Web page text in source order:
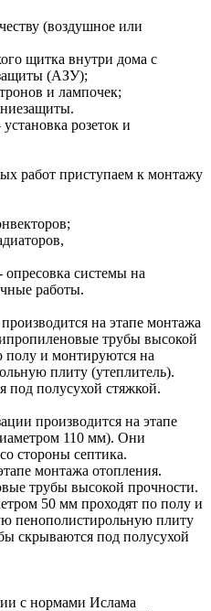
(воздушное или
щитка внутри дома с
(АЗУ);
и лампочек;
розеток и
работ приступаем к монтажу
системы на
работы.
на этапе монтажа
трубы высокой
полу и монтируются на
плиту (утеплитель).
под полусухой стяжкой.
производится на этапе
110 мм). Они
стороны септика.
монтажа отопления.
трубы высокой прочности.
50 мм проходят по полу и
пенополистирольную плиту
скрываются под полусухой
с нормами Ислама